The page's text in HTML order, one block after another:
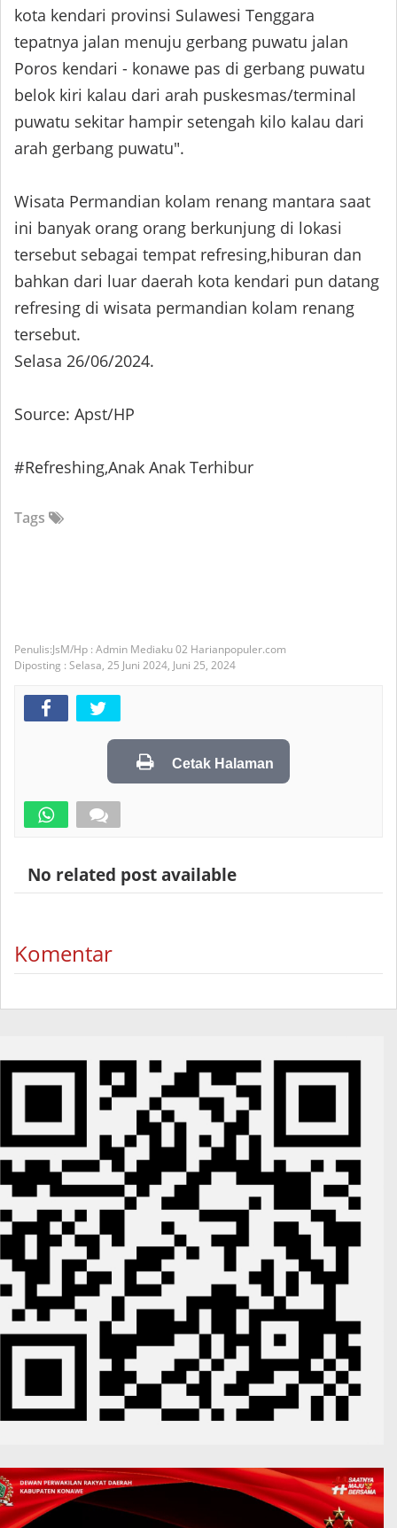
kota kendari provinsi Sulawesi Tenggara
tepatnya jalan menuju gerbang puwatu jalan
Poros kendari - konawe pas di gerbang puwatu
belok kiri kalau dari arah puskesmas/terminal
puwatu sekitar hampir setengah kilo kalau dari
arah gerbang puwatu".
Wisata Permandian kolam renang mantara saat
ini banyak orang orang berkunjung di lokasi
tersebut sebagai tempat refresing,hiburan dan
bahkan dari luar daerah kota kendari pun datang
refresing di wisata permandian kolam renang
tersebut.
Selasa 26/06/2024.
Source: Apst/HP
#Refreshing,Anak Anak Terhibur
Tags
JsM/Hp : Admin Mediaku 02 Harianpopuler.com
Diposting : Selasa, 25 Juni 2024, Juni 25, 2024
Cetak Halaman
No related post available
Komentar